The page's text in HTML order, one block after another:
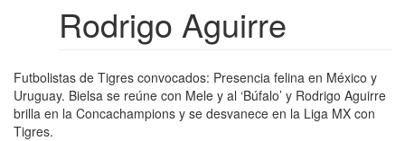
Rodrigo Aguirre
Futbolistas de Tigres convocados: Presencia felina en México y
Uruguay. Bielsa se reúne con Mele y al ‘Búfalo’ y Rodrigo Aguirre
brilla en la Concachampions y se desvanece en la Liga MX con
Tigres.